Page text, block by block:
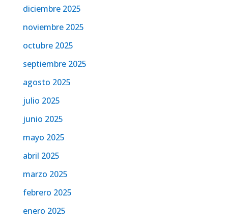
diciembre 2025
noviembre 2025
octubre 2025
septiembre 2025
agosto 2025
julio 2025
junio 2025
mayo 2025
abril 2025
marzo 2025
febrero 2025
enero 2025